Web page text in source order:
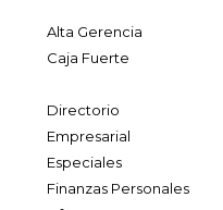
Alta Gerencia
Caja Fuerte
Directorio
Empresarial
Especiales
Finanzas Personales